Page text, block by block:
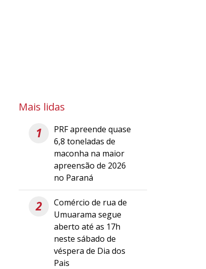
Mais lidas
1
PRF apreende quase
6,8 toneladas de
maconha na maior
apreensão de 2026
no Paraná
2
Comércio de rua de
Umuarama segue
aberto até as 17h
neste sábado de
véspera de Dia dos
Pais